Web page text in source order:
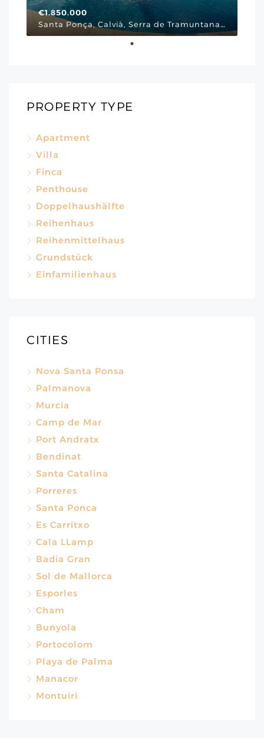
€1.850.000
Santa Ponça, Calvià, Serra de Tramuntana, Illes Balears, 07180, España, Via Cornissa, Mallorca Südwesten
PROPERTY TYPE
Apartment
Villa
Finca
Penthouse
Doppelhaushälfte
Reihenhaus
Reihenmittelhaus
Grundstück
Einfamilienhaus
CITIES
Nova Santa Ponsa
Palmanova
Murcia
Camp de Mar
Port Andratx
Bendinat
Santa Catalina
Porreres
Santa Ponca
Es Carritxo
Cala LLamp
Badia Gran
Sol de Mallorca
Esporles
Cham
Bunyola
Portocolom
Playa de Palma
Manacor
Montuiri